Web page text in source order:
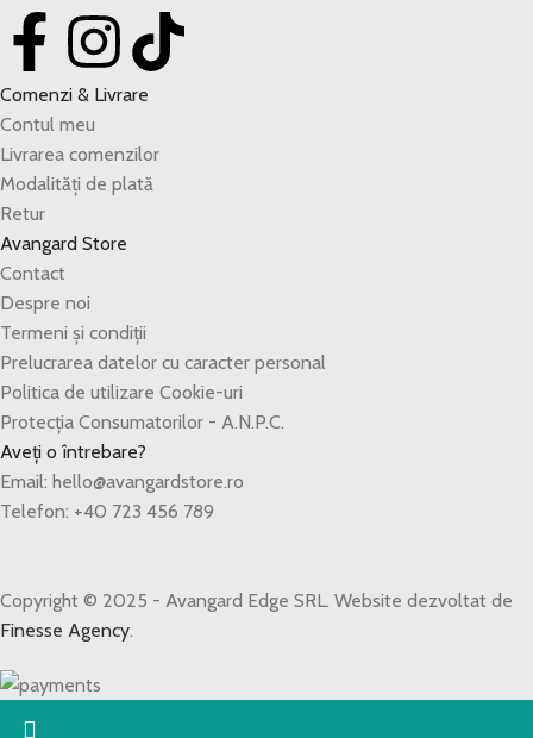
Comenzi & Livrare
Contul meu
Livrarea comenzilor
Modalități de plată
Retur
Avangard Store
Contact
Despre noi
Termeni și condiții
Prelucrarea datelor cu caracter personal
Politica de utilizare Cookie-uri
Protecția Consumatorilor - A.N.P.C.
Aveți o întrebare?
Email: hello@avangardstore.ro
Telefon: +40 723 456 789
Copyright © 2025 - Avangard Edge SRL. Website dezvoltat de
Finesse Agency.